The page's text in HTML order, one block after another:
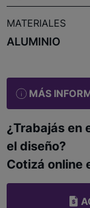
MATERIALES
ALUMINIO
MÁS
¿Trabajás en
el diseño?
Cotizá online